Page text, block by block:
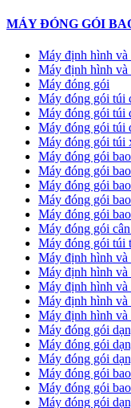
MÁY ĐÓNG GÓI
Máy định hình và
Máy định hình và
Máy đóng gói
Máy đóng gói túi
Máy đóng gói túi
Máy đóng gói túi
Máy đóng gói túi
Máy đóng gói
Máy đóng gói
Máy đóng gói
Máy đóng gói
Máy đóng gói
Máy đóng gói
Máy đóng gói túi
Máy định hình
Máy định hình
Máy định hình
Máy định hình và
Máy định hình và
Máy đóng gói
Máy đóng gói
Máy đóng gói
Máy đóng gói
Máy đóng gói
Máy đóng gói